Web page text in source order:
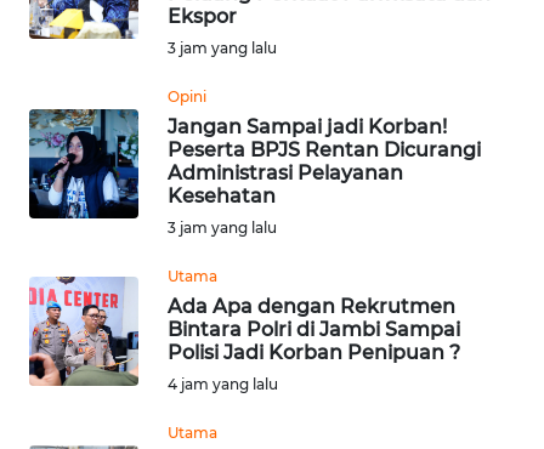
Ekspor
3 jam yang lalu
Opini
Jangan Sampai jadi Korban!
Peserta BPJS Rentan Dicurangi
Administrasi Pelayanan
Kesehatan
3 jam yang lalu
Utama
Ada Apa dengan Rekrutmen
Bintara Polri di Jambi Sampai
Polisi Jadi Korban Penipuan ?
4 jam yang lalu
Utama
OTOMOTIF
HEALTH
WAHANA
DESA
MAWAKA
MARTABAT